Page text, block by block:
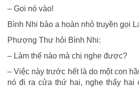
– Gọi nó vào!
Bình Nhi bảo a hoàn nhỏ truyền gọi
Phượng Thư hỏi Bình Nhi:
– Làm thế nào mà chị nghe được?
– Việc này trước hết là do một con
nó đi ra cửa thứ hai, nghe thấy hai